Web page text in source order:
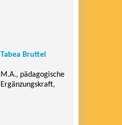
Tabea Bruttel
M.A., pädagogische
Ergänzungskraft,